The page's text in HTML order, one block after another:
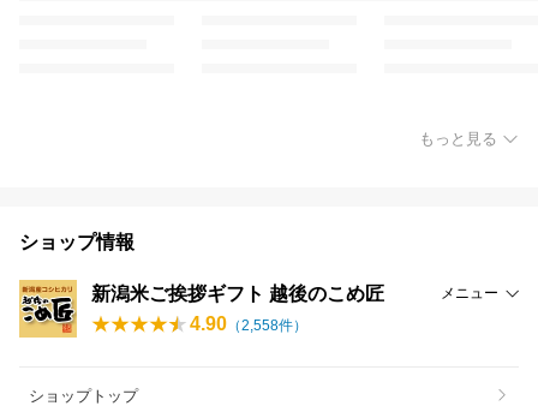
もっと見る
ショップ情報
新潟米ご挨拶ギフト 越後のこめ匠 メニュー
4.90 （2,558件）
ショップトップ